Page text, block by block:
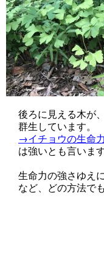
後ろに見える木が
群生しています。
→イチョウの生命力
は強いとも言います
生命力の強さゆえ
など、どの方法で